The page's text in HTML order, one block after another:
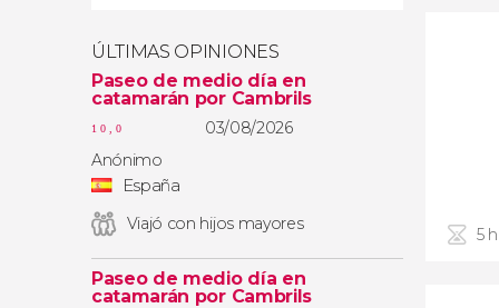
ÚLTIMAS OPINIONES
Paseo de medio día en
catamarán por Cambrils
10,0
03/08/2026
Anónimo
España
Viajó con hijos mayores
Paseo de medio día en
catamarán por Cambrils
5